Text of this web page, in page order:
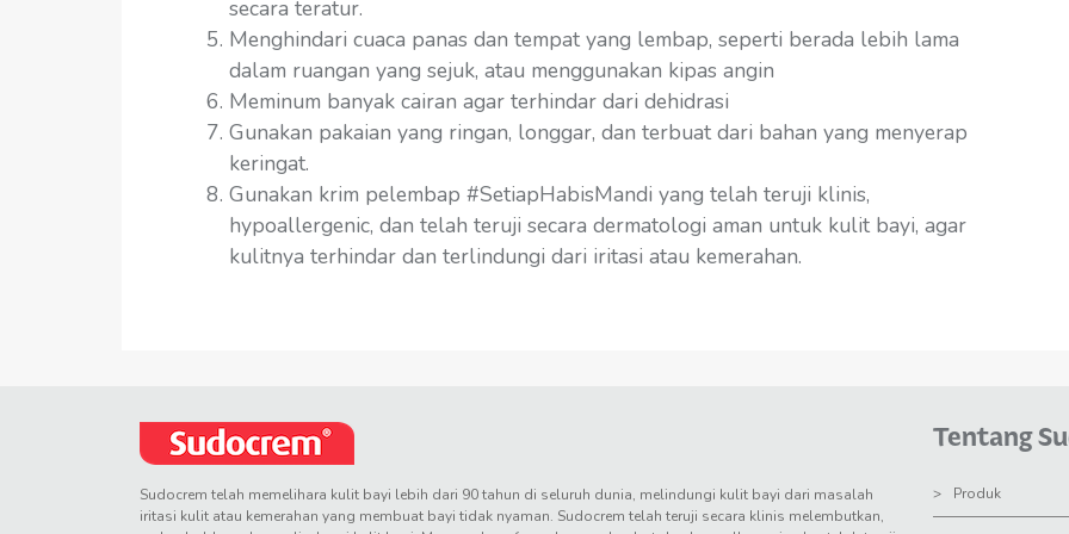
secara teratur.
Menghindari cuaca panas dan tempat yang lembap, seperti berada lebih lama
dalam ruangan yang sejuk, atau menggunakan kipas angin
Meminum banyak cairan agar terhindar dari dehidrasi
Gunakan pakaian yang ringan, longgar, dan terbuat dari bahan yang menyerap
keringat.
Gunakan krim pelembap #SetiapHabisMandi yang telah teruji klinis,
hypoallergenic, dan telah teruji secara dermatologi aman untuk kulit bayi, agar
kulitnya terhindar dan terlindungi dari iritasi atau kemerahan.
Sudocrem telah memelihara kulit bayi lebih dari 90 tahun di seluruh dunia, melindungi kulit bayi dari masalah
iritasi kulit atau kemerahan yang membuat bayi tidak nyaman. Sudocrem telah teruji secara klinis melembutkan,
Tentang
Produk